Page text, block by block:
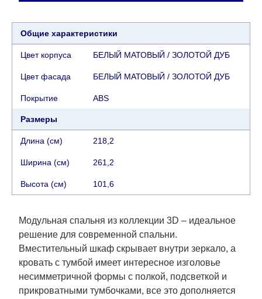
товара требуется кран (маноф), клиент обязан
найти, заказать и оплатить услуги крана
самостоятельно.
Сроки доставки:
отдельно.
выходные, праздничные вечера и праздничные
кредитной
компании клиента.
доставкой при заказе мебели из-за границы, на
которые не может повлиять Поставщик, в этих
случаях срок доставки будет продлен еще на 30
рабочих дней и не будет считаться
задержкой.Вместе с тем поставщики
прилагают все усилия, чтобы максимально
Общие характеристики
Цвет корпуса БЕЛЫЙ МАТОВЫЙ / ЗОЛОТОЙ ДУБ
Цвет фасада БЕЛЫЙ МАТОВЫЙ / ЗОЛОТОЙ ДУБ
Покрытие АВS
Размеры
Длина (см) 218,2
Ширина (см) 261,2
Высота (см) 101,6
Модульная спальня из коллекции 3D – идеальное
решение для современной спальни.
Вместительный шкаф скрывает внутри зеркало, а
кровать с тумбой имеет интересное изголовье
несимметричной формы с полкой, подсветкой и
прикроватными тумбочками, все это дополняется